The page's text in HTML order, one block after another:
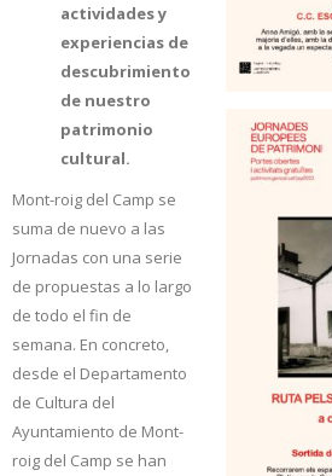
actividades y
experiencias de
descubrimiento
de nuestro
patrimonio
cultural.
Mont-roig del Camp se
suma de nuevo a las
Jornadas con una serie
de propuestas a lo largo
de todo el fin de
semana. En concreto,
desde el Departamento
de Cultura del
Ayuntamiento de Mont-
roig del Camp se han